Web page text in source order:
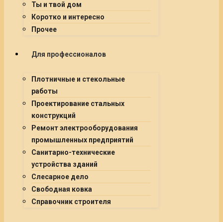
Ты и твой дом
Коротко и интересно
Прочее
Для профессионалов
Плотничные и стекольные
работы
Проектирование стальных
конструкций
Ремонт электрооборудования
промышленных предприятий
Санитарно-технические
устройства зданий
Слесарное дело
Свободная ковка
Справочник строителя